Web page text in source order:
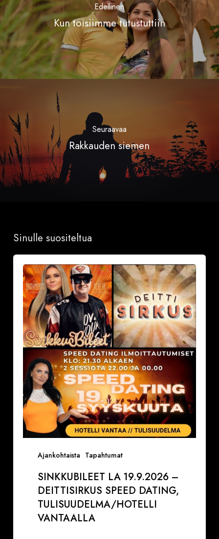
Edellinen
Kun toisiimme tutustuttiin
Seuraavaa
Rakkauden siemen
Sinulle suositeltua
Ajankohtaista Tapahtumat
19.9.2026
Deittisirkus
Speed
Dating,
Tulisuudelma/Hotelli
Vantaalla
SINKKUBILEET LA 19.9.2026 –
DEITTISIRKUS SPEED DATING,
TULISUUDELMA/HOTELLI
VANTAALLA